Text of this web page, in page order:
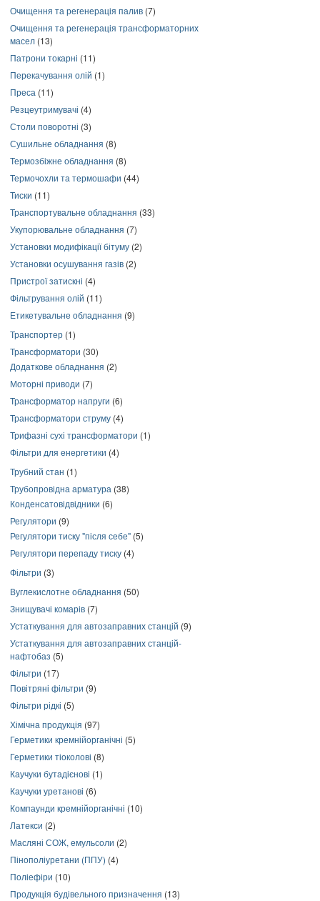
Очищення та регенерація палив (7)
Очищення та регенерація трансформаторних
масел (13)
Патрони токарні (11)
Перекачування олій (1)
Преса (11)
Резцеутримувачі (4)
Столи поворотні (3)
Сушильне обладнання (8)
Термозбіжне обладнання (8)
Термочохли та термошафи (44)
Тиски (11)
Транспортувальне обладнання (33)
Укупорювальне обладнання (7)
Установки модифікації бітуму (2)
Установки осушування газів (2)
Пристрої затискні (4)
Фільтрування олій (11)
Етикетувальне обладнання (9)
Транспортер (1)
Трансформатори (30)
Додаткове обладнання (2)
Моторні приводи (7)
Трансформатор напруги (6)
Трансформатори струму (4)
Трифазні сухі трансформатори (1)
Фільтри для енергетики (4)
Трубний стан (1)
Трубопровідна арматура (38)
Конденсатовідвідники (6)
Регулятори (9)
Регулятори тиску "після себе" (5)
Регулятори перепаду тиску (4)
Фільтри (3)
Вуглекислотне обладнання (50)
Знищувачі комарів (7)
Устаткування для автозаправних станцій (9)
Устаткування для автозаправних станцій-
нафтобаз (5)
Фільтри (17)
Повітряні фільтри (9)
Фільтри рідкі (5)
Хімічна продукція (97)
Герметики кремнійорганічні (5)
Герметики тіоколові (8)
Каучуки бутадієнові (1)
Каучуки уретанові (6)
Компаунди кремнійорганічні (10)
Латекси (2)
Масляні СОЖ, емульсоли (2)
Пінополіуретани (ППУ) (4)
Поліефіри (10)
Продукція будівельного призначення (13)